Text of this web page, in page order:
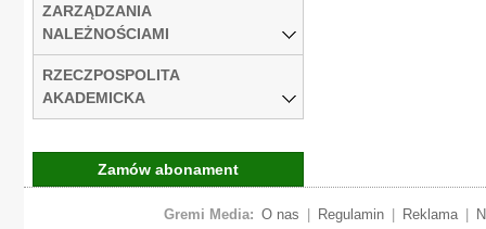
ZARZĄDZANIA
NALEŻNOŚCIAMI
RZECZPOSPOLITA
AKADEMICKA
Zamów abonament
Gremi Media: O nas Regulamin Reklama